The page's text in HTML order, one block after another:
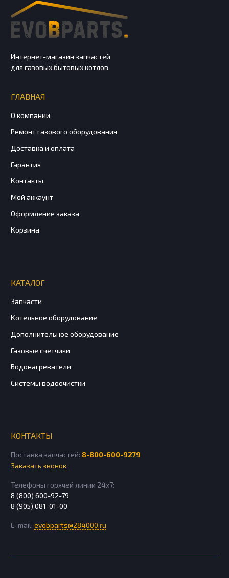
Интернет-магазин запчастей
для газовых бытовых котлов
ГЛАВНАЯ
О компании
Ремонт газового оборудования
Доставка и оплата
Гарантия
Контакты
Мой аккаунт
Оформление заказа
Корзина
КАТАЛОГ
Запчасти
Котельное оборудование
Дополнительное оборудование
Газовые счетчики
Водонагреватели
Системы водоочистки
КОНТАКТЫ
Поставка запчастей: 8-800-600-9279
Заказать звонок
Телефоны горячей линии 24х7:
8 (800) 600-92-79
8 (905) 081-01-00
E-mail: evobparts@284000.ru